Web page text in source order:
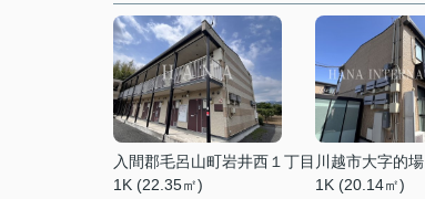
入間郡毛呂山町岩井西１丁目
1K (22.35㎡)
川越市大字的場
1K (20.14㎡)